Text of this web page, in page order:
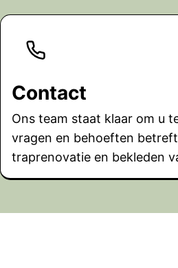
Contact
Ons team staat klaar om u
vragen en behoeften
traprenovatie en bekleden